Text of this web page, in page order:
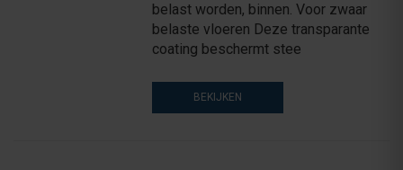
belast worden, binnen. Voor zwaar
belaste vloeren Deze transparante
coating beschermt stee
BEKIJKEN